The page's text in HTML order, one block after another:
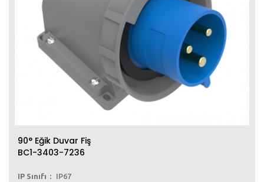
90° Eğik Duvar Fiş
BC1-3403-7236
IP Sınıfı
IP67